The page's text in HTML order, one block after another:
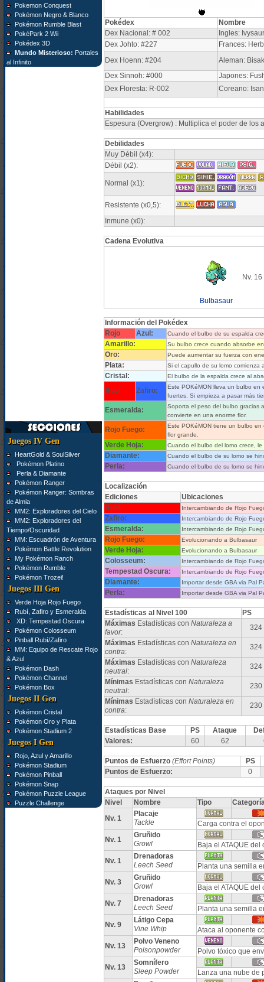
Pokemon Conquest
Pokémon Negro & Blanco
Pokémon Rumble Blast
PokéPark 2 Wii
Pokédex 3D
Mundo Misterioso: Portales
al Infinito
Juegos IV Gen
HeartGold & SoulSilver
Pokémon Platino
Perla & Diamante
Pokémon Ranger
Pokémon Ranger: Sombras
de Almia
MM2: Exploradores del Cielo
MM2: Exploradores del
Tiempo/Oscuridad
MM: Escuadrón de Aventura
Pokémon Battle Revolution
My Pokémon Ranch
Pokémon Rumble
Pokémon Trozei!
Juegos III Gen
Verde Hoja Rojo Fuego
Rubí, Zafiro y Esmeralda
XD: Tempestad Oscura
Pokémon Colosseum
Pinball Rubí/Zafiro
MM: Equipo de Rescate Rojo
& Azul
Pokémon Dash
Pokémon Channel
Pokémon Box
Juegos II Gen
Pokémon Cristal
Pokémon Oro y Plata
Pokémon Stadium 2
Juegos I Gen
Rojo, Azul y Amarillo
Pokémon Stadium
Pokémon Pinball
Pokémon Snap
Pokémon Puzzle League
Puzzle Challenge
Pokédex
Nombre
Dex Nacional: # 002
Ingles: Ivysaur
Dex Johto: #227
Frances:
Dex Hoenn: #204
Aleman:
Dex Sinnoh: #000
Japones:
Dex Floresta: R-002
Coreano:
Habilidades
Espesura (Overgrow) : Multiplica el poder de los
Debilidades
Muy Débil (x4):
Débil (x2):
Normal (x1):
Resistente (x0,5):
Inmune (x0):
Cadena Evolutiva
Bulbasaur
Nv. 16
Información del Pokédex
Rojo
Azul: Cuando el bulbo de su espalda
Amarillo: Su bulbo crece cuando absorbe
Oro: Puede aumentar su fuerza con
Plata: Si el capullo de su lomo comienza
Cristal: El bulbo de la espalda crece al
Rubí Zafiro:
Este POKéMON lleva un bulbo en
fuertes. Si empieza a pasar más
Esmeralda:
Soporta el peso del bulbo gracias
convierte en una enorme flor.
Rojo Fuego:
Este POKéMON tiene un bulbo
flor grande.
Verde Hoja: Cuando el bulbo del lomo crece,
Diamante: Cuando el bulbo de su lomo se
Perla: Cuando el bulbo de su lomo se
Localización
Ediciones
Ubicaciones
Rubí:
Intercambiando de Rojo
Zafiro: Intercambiando de Rojo
Esmeralda: Intercambiando de Rojo
Rojo Fuego: Evolucionando a Bulbasaur
Verde Hoja: Evolucionando a Bulbasaur
Colosseum: Intercambiando de Rojo
Tempestad Oscura: Intercambiando de Rojo
Diamante: Importar desde GBA via Pal
Perla: Importar desde GBA via Pal
Estadísticas al Nivel 100
PS
Máximas Estadísticas con Naturaleza a
favor:
324
Máximas Estadísticas con Naturaleza en
contra:
324
Máximas Estadísticas con Naturaleza
neutral:
324
Mínimas Estadísticas con Naturaleza
neutral:
230
Mínimas Estadísticas con Naturaleza en
contra:
230
Estadísticas Base PS Ataque
Valores:
60 62
Puntos de Esfuerzo (Effort Points)
PS
Puntos de Esfuerzo:
0
Ataques por Nivel
Nivel
Nombre Tipo
Nv. 1
Placaje
Tackle
Carga contra el
Nv. 1
Gruñido
Growl
Baja el ATAQUE del
Nv. 1
Drenadoras
Leech Seed
Planta una semilla
Nv. 3
Gruñido
Growl
Baja el ATAQUE del
Nv. 7
Drenadoras
Leech Seed
Planta una semilla
Nv. 9
Látigo Cepa
Vine Whip
Ataca al oponente
Nv. 13
Polvo Veneno
Poisonpowder
Polvo tóxico que
Nv. 13
Somnífero
Sleep Powder
Lanza una nube de